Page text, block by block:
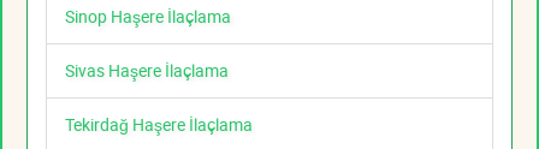
Sinop Haşere İlaçlama
Sivas Haşere İlaçlama
Tekirdağ Haşere İlaçlama